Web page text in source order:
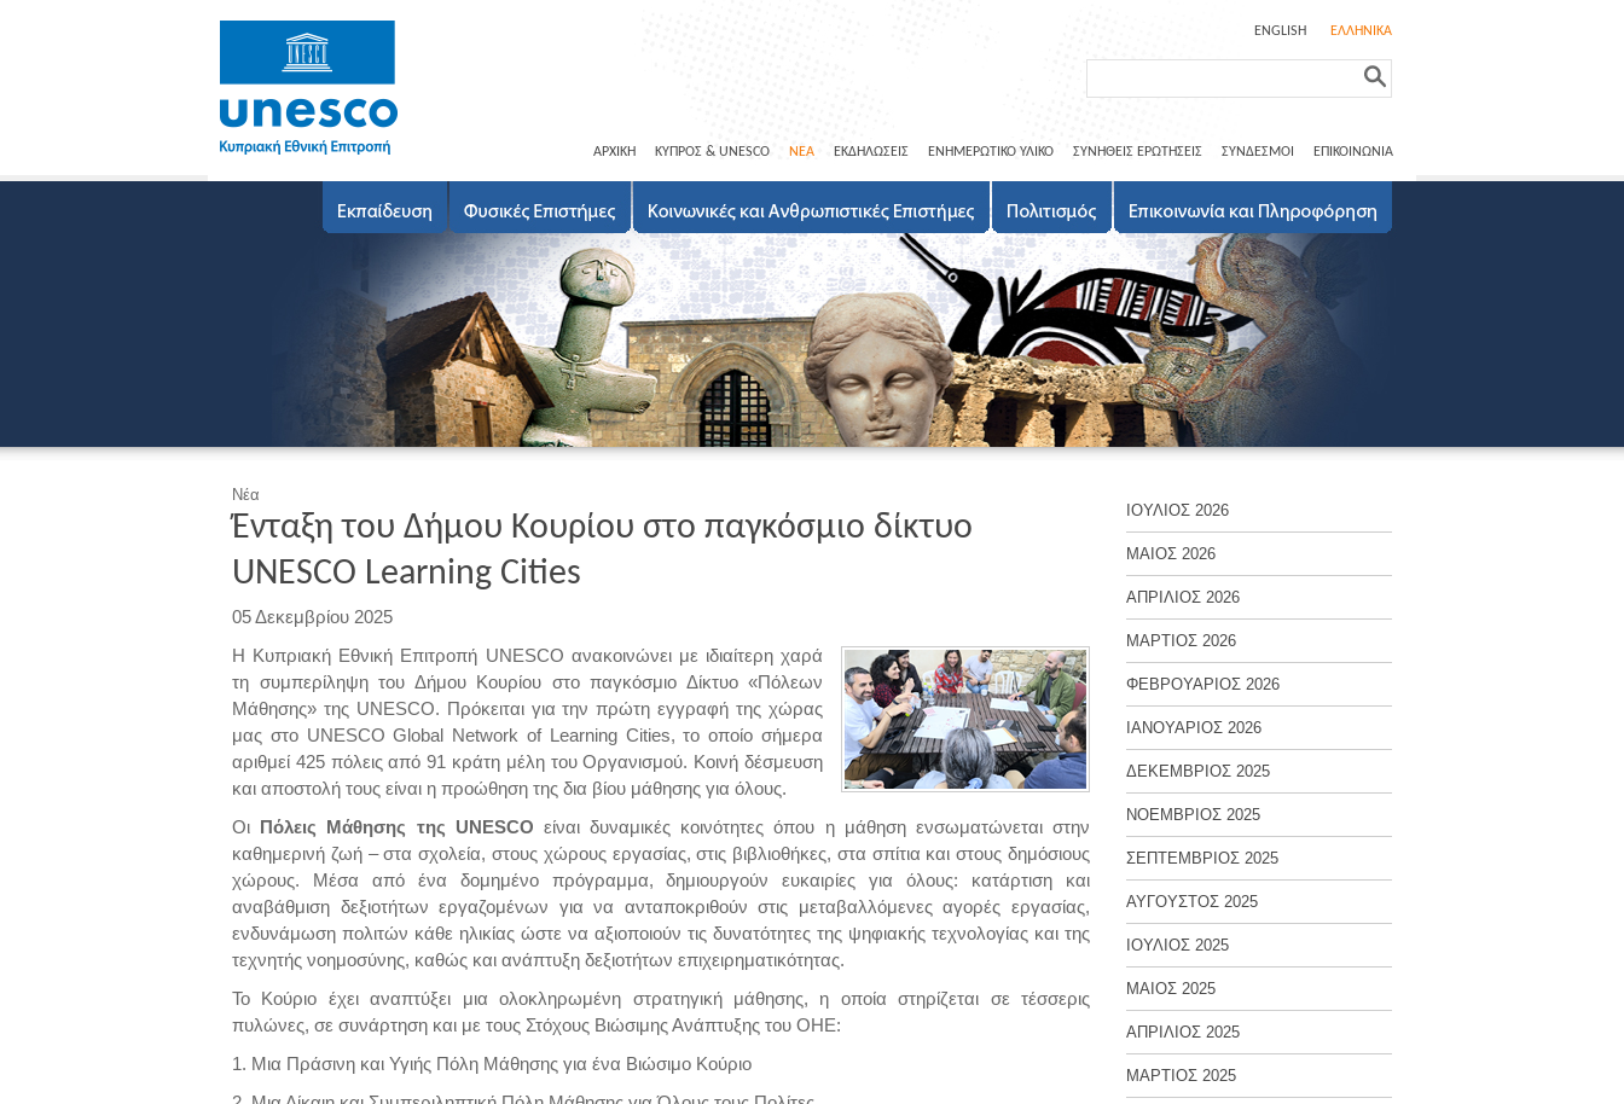
ENGLISH ΕΛΛΗΝΙΚΑ
ΑΡΧΙΚΗ ΚΥΠΡΟΣ & UNESCO ΝΕΑ ΕΚΔΗΛΩΣΕΙΣ ΕΝΗΜΕΡΩΤΙΚΟ ΥΛΙΚΟ ΣΥΝΗΘΕΙΣ ΕΡΩΤΗΣΕΙΣ ΣΥΝΔΕΣΜΟΙ ΕΠΙΚΟΙΝΩΝΙΑ
ΙΟΥΛΙΟΣ 2026
ΜΑΙΟΣ 2026
ΑΠΡΙΛΙΟΣ 2026
ΜΑΡΤΙΟΣ 2026
ΦΕΒΡΟΥΑΡΙΟΣ 2026
ΙΑΝΟΥΑΡΙΟΣ 2026
ΔΕΚΕΜΒΡΙΟΣ 2025
ΝΟΕΜΒΡΙΟΣ 2025
ΣΕΠΤΕΜΒΡΙΟΣ 2025
ΑΥΓΟΥΣΤΟΣ 2025
ΙΟΥΛΙΟΣ 2025
ΜΑΙΟΣ 2025
ΑΠΡΙΛΙΟΣ 2025
ΜΑΡΤΙΟΣ 2025
Νέα
Ένταξη του Δήμου Κουρίου στο παγκόσμιο δίκτυο
UNESCO Learning Cities
05 Δεκεμβρίου 2025
Η Κυπριακή Εθνική Επιτροπή UNESCO ανακοινώνει με ιδιαίτερη χαρά
τη συμπερίληψη του Δήμου Κουρίου στο παγκόσμιο Δίκτυο «Πόλεων
Μάθησης» της UNESCO. Πρόκειται για την πρώτη εγγραφή της χώρας
μας στο UNESCO Global Network of Learning Cities, το οποίο σήμερα
αριθμεί 425 πόλεις από 91 κράτη μέλη του Οργανισμού. Κοινή δέσμευση
και αποστολή τους είναι η προώθηση της δια βίου μάθησης για όλους.
Οι Πόλεις Μάθησης της UNESCO είναι δυναμικές κοινότητες όπου η μάθηση ενσωματώνεται στην
καθημερινή ζωή – στα σχολεία, στους χώρους εργασίας, στις βιβλιοθήκες, στα σπίτια και στους δημόσιους
χώρους. Μέσα από ένα δομημένο πρόγραμμα, δημιουργούν ευκαιρίες για όλους: κατάρτιση και
αναβάθμιση δεξιοτήτων εργαζομένων για να ανταποκριθούν στις μεταβαλλόμενες αγορές εργασίας,
ενδυνάμωση πολιτών κάθε ηλικίας ώστε να αξιοποιούν τις δυνατότητες της ψηφιακής τεχνολογίας και της
τεχνητής νοημοσύνης, καθώς και ανάπτυξη δεξιοτήτων επιχειρηματικότητας.
Το Κούριο έχει αναπτύξει μια ολοκληρωμένη στρατηγική μάθησης, η οποία στηρίζεται σε τέσσερις
πυλώνες, σε συνάρτηση και με τους Στόχους Βιώσιμης Ανάπτυξης του ΟΗΕ:
1. Μια Πράσινη και Υγιής Πόλη Μάθησης για ένα Βιώσιμο Κούριο